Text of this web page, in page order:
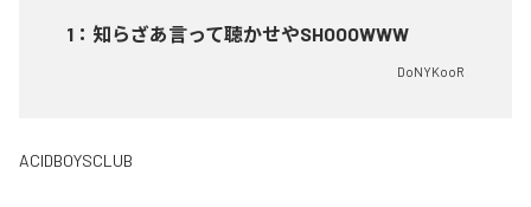
1 ： 知らざあ言って聴かせやSHOOOWWW
DoNYKooR
ACIDBOYSCLUB